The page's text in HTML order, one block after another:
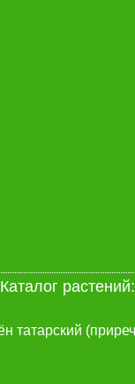
Каталог растений: